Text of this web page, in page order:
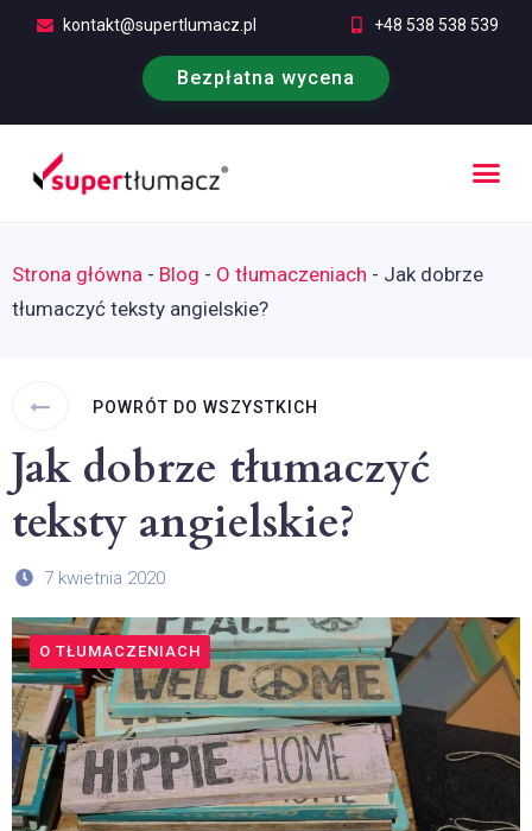
kontakt@supertlumacz.pl +48 538 538 539
Bezpłatna wycena
Strona główna - Blog - O tłumaczeniach - Jak dobrze
tłumaczyć teksty angielskie?
POWRÓT DO WSZYSTKICH
Jak dobrze tłumaczyć
teksty angielskie?
7 kwietnia 2020
O TŁUMACZENIACH